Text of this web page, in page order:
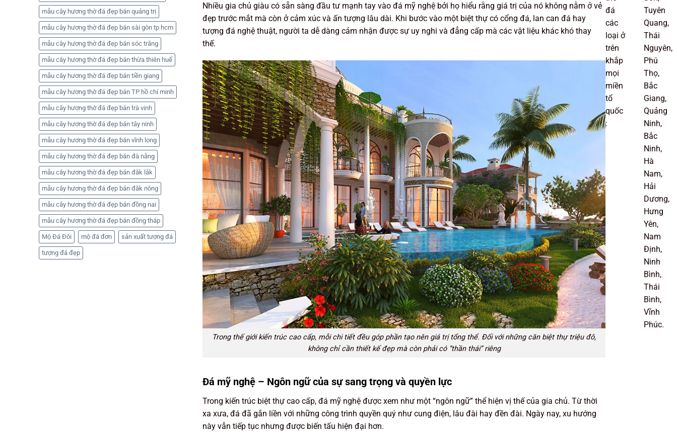
mẫu cây hương thờ đá đẹp bán quảng trị
mẫu cây hương thờ đá đẹp bán sài gòn tp hcm
mẫu cây hương thờ đá đẹp bán sóc trăng
mẫu cây hương thờ đá đẹp bán thừa thiên huế
mẫu cây hương thờ đá đẹp bán tiền giang
mẫu cây hương thờ đá đẹp bán TP hồ chí minh
mẫu cây hương thờ đá đẹp bán trà vinh
mẫu cây hương thờ đá đẹp bán tây ninh
mẫu cây hương thờ đá đẹp bán vĩnh long
mẫu cây hương thờ đá đẹp bán đà nẵng
mẫu cây hương thờ đá đẹp bán đắk lắk
mẫu cây hương thờ đá đẹp bán đắk nông
mẫu cây hương thờ đá đẹp bán đồng nai
mẫu cây hương thờ đá đẹp bán đồng tháp
Mộ Đá Đôi mộ đá đơn sản xuất tượng đá
tượng đá đẹp
Nhiều gia chủ giàu có sẵn sàng đầu tư mạnh tay vào đá mỹ nghệ bởi họ hiểu rằng giá trị của nó không nằm ở vẻ
đẹp trước mắt mà còn ở cảm xúc và ấn tượng lâu dài. Khi bước vào một biệt thự có cổng đá, lan can đá hay
tượng đá nghệ thuật, người ta dễ dàng cảm nhận được sự uy nghi và đẳng cấp mà các vật liệu khác khó thay
thế.
Trong thế giới kiến trúc cao cấp, mỗi chi tiết đều góp phần tạo nên giá trị tổng thể. Đối với những căn biệt thự triệu đô,
không chỉ cần thiết kế đẹp mà còn phải có “thần thái” riêng
Đá mỹ nghệ – Ngôn ngữ của sự sang trọng và quyền lực
Trong kiến trúc biệt thự cao cấp, đá mỹ nghệ được xem như một “ngôn ngữ” thể hiện vị thế của gia chủ. Từ thời
xa xưa, đá đã gắn liền với những công trình quyền quý như cung điện, lâu đài hay đền đài. Ngày nay, xu hướng
này vẫn tiếp tục nhưng được biến tấu hiện đại hơn.
đá
các
loại ở
trên
khắp
mọi
miền
tổ
quốc
:
Tuyên
Quang,
Thái
Nguyên,
Phú
Thọ,
Bắc
Giang,
Quảng
Ninh,
Bắc
Ninh,
Hà
Nam,
Hải
Dương,
Hưng
Yên,
Nam
Định,
Ninh
Bình,
Thái
Bình,
Vĩnh
Phúc.